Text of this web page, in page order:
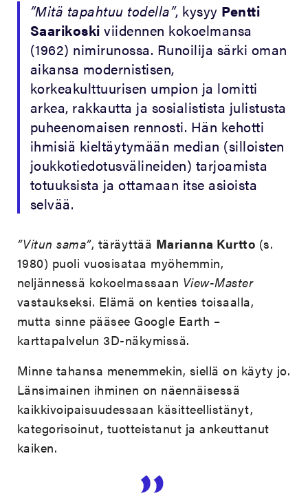
”Mitä tapahtuu todella”, kysyy Pentti
Saarikoski viidennen kokoelmansa
(1962) nimirunossa. Runoilija särki oman
aikansa modernistisen,
korkeakulttuurisen umpion ja lomitti
arkea, rakkautta ja sosialistista julistusta
puheenomaisen rennosti. Hän kehotti
ihmisiä kieltäytymään median (silloisten
joukkotiedotusvälineiden) tarjoamista
totuuksista ja ottamaan itse asioista
selvää.
”Vitun sama”, täräyttää Marianna Kurtto (s.
1980) puoli vuosisataa myöhemmin,
neljännessä kokoelmassaan View-Master
vastaukseksi. Elämä on kenties toisaalla,
mutta sinne pääsee Google Earth –
karttapalvelun 3D-näkymissä.
Minne tahansa menemmekin, siellä on käyty jo.
Länsimainen ihminen on näennäisessä
kaikkivoipaisuudessaan käsitteellistänyt,
kategorisoinut, tuotteistanut ja ankeuttanut
kaiken.